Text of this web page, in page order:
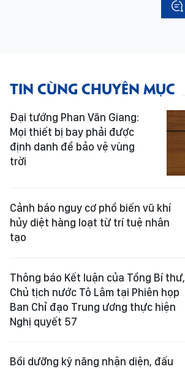
TIN CÙNG CHUYÊN MỤC
Đại tướng Phan Văn Giang:
Mọi thiết bị bay phải được
định danh để bảo vệ vùng
trời
Cảnh báo nguy cơ phổ biến vũ khí
hủy diệt hàng loạt từ trí tuệ nhân
tạo
Thông báo Kết luận của Tổng Bí thư,
Chủ tịch nước Tô Lâm tại Phiên họp
Ban Chỉ đạo Trung ương thực hiện
Nghị quyết 57
Bồi dưỡng kỹ năng nhận diện, đấu